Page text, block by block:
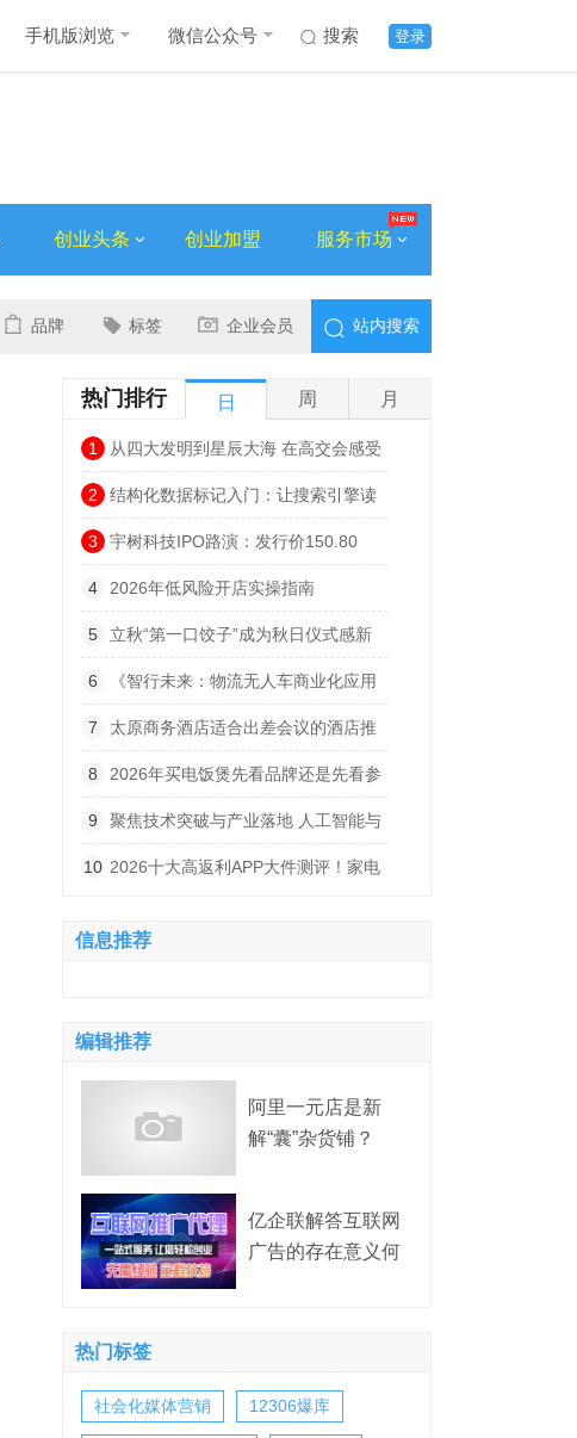
登录
搜索
手机版浏览 微信公众号
创业头条 创业加盟 服务市场
品牌 标签 企业会员 站内搜索
热门排行 日 周 月
1 从四大发明到星辰大海 在高交会感受
科技文明跃迁的波澜壮阔
2 结构化数据标记入门：让搜索引擎读
懂你的网站
3 宇树科技IPO路演：发行价150.80
元，DeepSeek腾讯战略配售
4 2026年低风险开店实操指南
5 立秋“第一口饺子”成为秋日仪式感新
风尚
6 《智行未来：物流无人车商业化应用
与场景重塑展望》发布，顺丰同城以专业
运营加速物流智慧化升级
7 太原商务酒店适合出差会议的酒店推
荐哪家？出差会议一体酒店对比
8 2026年买电饭煲先看品牌还是先看参
数？0涂层电饭煲选哪款好？
9 聚焦技术突破与产业落地 人工智能与
机器人两展四大奖项启动申报
10 2026十大高返利APP大件测评！家电
信息推荐
编辑推荐
阿里一元店是新
解“囊”杂货铺？
亿企联解答互联网
广告的存在意义何
热门标签
社会化媒体营销 12306爆库